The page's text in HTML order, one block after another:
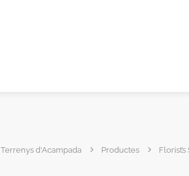
Terrenys d'Acampada Productes